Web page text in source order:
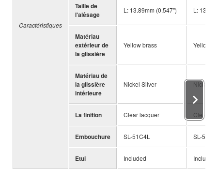
Caractéristiques
Taille de
l'alésage
L: 13.89mm (0.547") L:
Matériau
extérieur de
la glissière
Yellow brass Yellow
Matériau de
la glissière
intérieure
Nickel Silver Nickel
La finition Clear lacquer Clear
Embouchure SL-51C4L SL-
Etui Included Included